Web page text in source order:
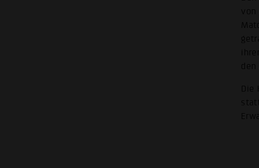
von
den
Die